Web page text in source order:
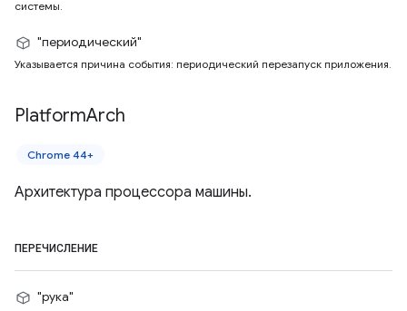
системы.
"периодический"
Указывается причина события: периодический перезапуск приложения.
PlatformArch
Chrome 44+
Архитектура процессора машины.
ПЕРЕЧИСЛЕНИЕ
"рука"